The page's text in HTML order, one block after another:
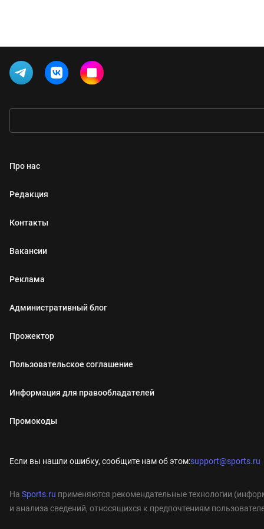
Про нас
Редакция
Контакты
Вакансии
Реклама
Административный блог
Прожектор
Пользовательское соглашение
Информация для правообладателей
Промокоды
Если вы нашли ошибку, сообщите нам об этом:support@sports.ru
На Sports.ru применяются рекомендательные технологии
и анализа сведений, относящихся к предпочтениям